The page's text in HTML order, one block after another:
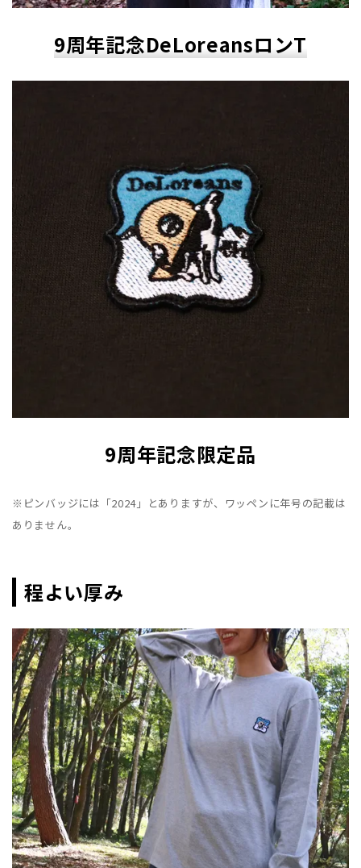
9周年記念DeLoreansロンT
9周年記念限定品
※ピンバッジには「2024」とありますが、ワッペンに年号の記載は
ありません。
程よい厚み